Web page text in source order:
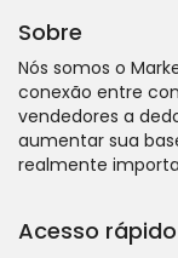
Sobre
Nós somos o
conexão entre
vendedores a
aumentar sua
realmente
Acesso rápido